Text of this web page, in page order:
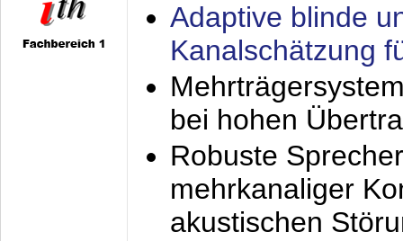
Adaptive blinde
Kanalschätzung
bei hohen
Robuste
mehrkanaliger
akustischen